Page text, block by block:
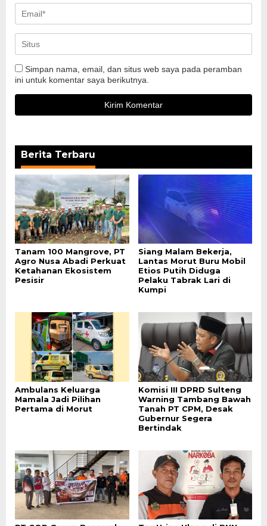
Simpan nama, email, dan situs web saya pada peramban
ini untuk komentar saya berikutnya.
Berita Terbaru
Tanam 100 Mangrove, PT
Agro Nusa Abadi Perkuat
Ketahanan Ekosistem
Pesisir
Siang Malam Bekerja,
Lantas Morut Buru Mobil
Etios Putih Diduga
Pelaku Tabrak Lari di
Kumpi
Ambulans Keluarga
Mamala Jadi Pilihan
Pertama di Morut
Komisi III DPRD Sulteng
Warning Tambang Bawah
Tanah PT CPM, Desak
Gubernur Segera
Bertindak